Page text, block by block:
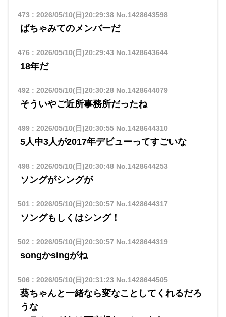
473 : 2026/05/10(日)20:29:38No.1428643598
ばちゃみてのメンバーだ
476 : 2026/05/10(日)20:29:43 No.1428643644
18年だ
492 : 2026/05/10(日)20:30:28No.1428644079
そういやご近所事務所だったね
499: 2026/05/10(日)20:30:55No.1428644310
5人中3人が2017年デビューってすごいな
498: 2026/05/10(日)20:30:48No.1428644253
ソングがシングが
501 : 2026/05/10(日)20:30:57 No.1428644317
ソングもしくはシング！
502 : 2026/05/10(日)20:30:57 No.1428644319
songかsingがね
506 : 2026/05/10(日)20:31:23 No.1428644505
葵ちゃんと一緒なら変なことしてくれるだろ
うな